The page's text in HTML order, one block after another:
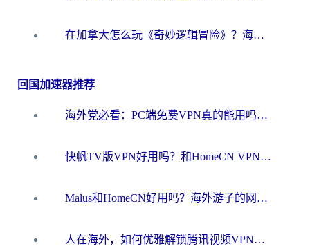
在加拿大怎么玩《奇妙逻辑冒险》？海外玩国服游戏的门道都在这了
回国加速器推荐
海外党必看：PC端免费VPN真的能用吗？教你无缝访问国内资源的正确姿势
快帆TV版VPN好用吗？和HomeCN VPN对比哪个回国效果更好？真实体验告诉你
Malus和HomeCN好用吗？海外游子的网络乡愁，到底该如何安放？
人在海外，如何优雅解锁腾讯视频VPN的烦恼？